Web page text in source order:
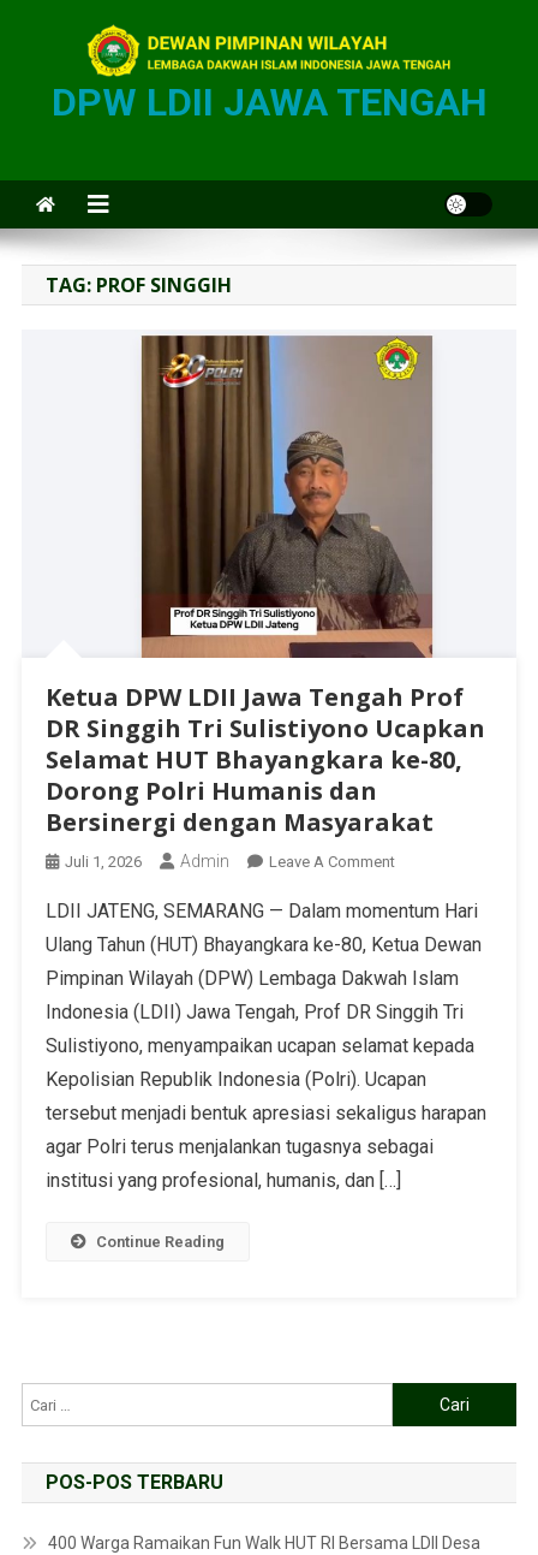
DPW LDII JAWA TENGAH
TAG: PROF SINGGIH
Ketua DPW LDII Jawa Tengah Prof
DR Singgih Tri Sulistiyono Ucapkan
Selamat HUT Bhayangkara ke-80,
Dorong Polri Humanis dan
Bersinergi dengan Masyarakat
Juli 1, 2026 Admin Leave A Comment
LDII JATENG, SEMARANG — Dalam momentum Hari
Ulang Tahun (HUT) Bhayangkara ke-80, Ketua Dewan
Pimpinan Wilayah (DPW) Lembaga Dakwah Islam
Indonesia (LDII) Jawa Tengah, Prof DR Singgih Tri
Sulistiyono, menyampaikan ucapan selamat kepada
Kepolisian Republik Indonesia (Polri). Ucapan
tersebut menjadi bentuk apresiasi sekaligus harapan
agar Polri terus menjalankan tugasnya sebagai
institusi yang profesional, humanis, dan […]
Continue Reading
POS-POS TERBARU
400 Warga Ramaikan Fun Walk HUT RI Bersama LDII Desa